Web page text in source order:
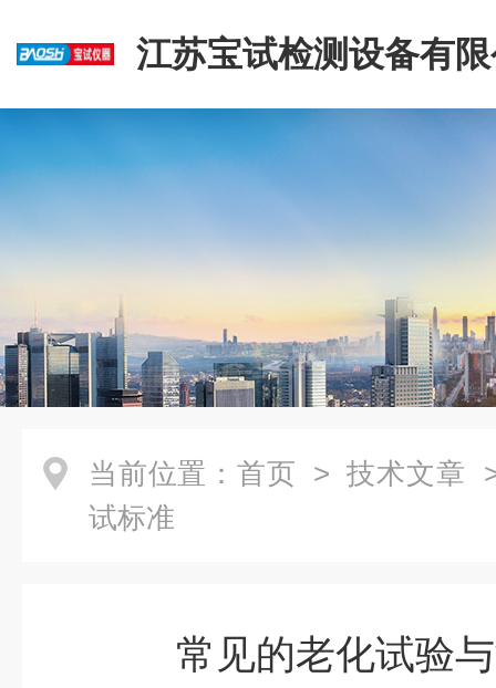
江苏宝试检测设备有
当前位置： 首页 > 技术文章
试标准
常见的老化试验